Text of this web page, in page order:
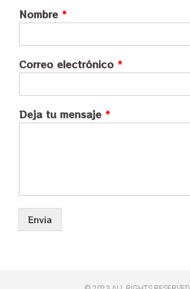
Nombre *
Correo electrónico *
Deja tu mensaje *
Envia